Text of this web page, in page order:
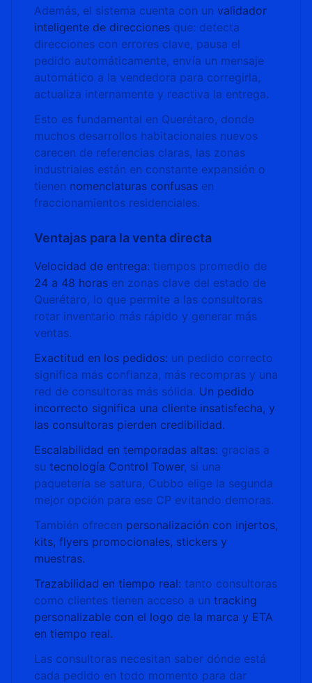
Además, el sistema cuenta con un validador
inteligente de direcciones que: detecta
direcciones con errores clave, pausa el
pedido automáticamente, envía un mensaje
automático a la vendedora para corregirla,
actualiza internamente y reactiva la entrega.
Esto es fundamental en Querétaro, donde
muchos desarrollos habitacionales nuevos
carecen de referencias claras, las zonas
industriales están en constante expansión o
tienen nomenclaturas confusas en
fraccionamientos residenciales.
Ventajas para la venta directa
Velocidad de entrega: tiempos promedio de
24 a 48 horas en zonas clave del estado de
Querétaro, lo que permite a las consultoras
rotar inventario más rápido y generar más
ventas.
Exactitud en los pedidos: un pedido correcto
significa más confianza, más recompras y una
red de consultoras más sólida. Un pedido
incorrecto significa una cliente insatisfecha, y
las consultoras pierden credibilidad.
Escalabilidad en temporadas altas: gracias a
su tecnología Control Tower, si una
paquetería se satura, Cubbo elige la segunda
mejor opción para ese CP evitando demoras.
También ofrecen personalización con injertos,
kits, flyers promocionales, stickers y
muestras.
Trazabilidad en tiempo real: tanto consultoras
como clientes tienen acceso a un tracking
personalizable con el logo de la marca y ETA
en tiempo real.
Las consultoras necesitan saber dónde está
cada pedido en todo momento para dar